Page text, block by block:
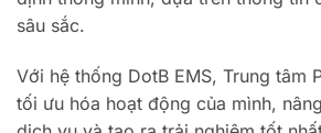
sâu sắc.
Với hệ thống DotB EMS, Trung tâm
tối ưu hóa hoạt động của mình,